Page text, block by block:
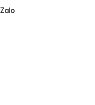
Zalo